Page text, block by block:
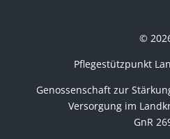
©
Pflegestützpunkt
Genossenschaft zur
Versorgung im
GnR